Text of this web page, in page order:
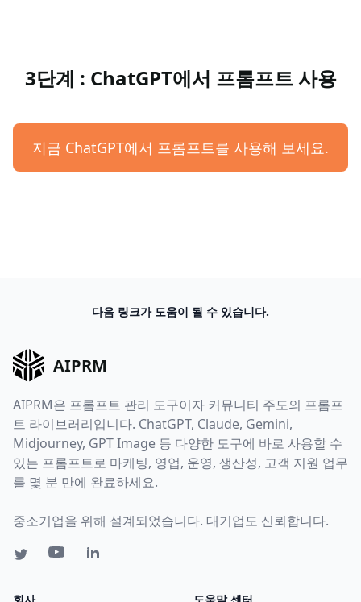
3단계 : ChatGPT에서 프롬프트 사용
지금 ChatGPT에서 프롬프트를 사용해 보세요.
다음 링크가 도움이 될 수 있습니다.
AIPRM
AIPRM은 프롬프트 관리 도구이자 커뮤니티 주도의 프롬프
트 라이브러리입니다. ChatGPT, Claude, Gemini,
Midjourney, GPT Image 등 다양한 도구에 바로 사용할 수
있는 프롬프트로 마케팅, 영업, 운영, 생산성, 고객 지원 업무
를 몇 분 만에 완료하세요.
중소기업을 위해 설계되었습니다. 대기업도 신뢰합니다.